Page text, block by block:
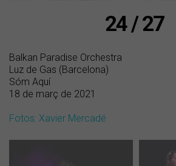
24 / 27
Balkan Paradise Orchestra
Luz de Gas (Barcelona)
Sóm Aquí
18 de març de 2021
Fotos: Xavier Mercadé